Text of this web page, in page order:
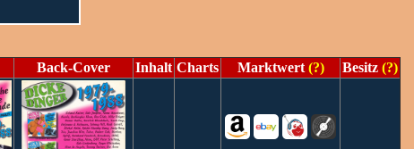
Back-Cover Inhalt Charts Marktwert(?) Besitz (?)